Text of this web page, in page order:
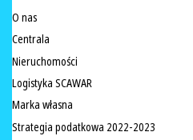
O nas
Centrala
Nieruchomości
Logistyka SCAWAR
Marka własna
Strategia podatkowa 2022-2023